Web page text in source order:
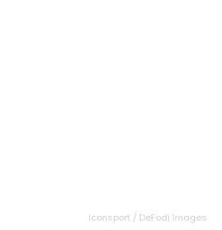
Iconsport / DeFodi Images